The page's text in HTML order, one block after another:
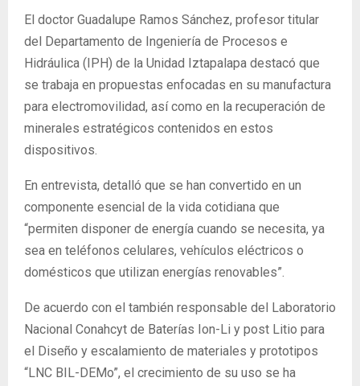
El doctor Guadalupe Ramos Sánchez, profesor titular
del Departamento de Ingeniería de Procesos e
Hidráulica (IPH) de la Unidad Iztapalapa destacó que
se trabaja en propuestas enfocadas en su manufactura
para electromovilidad, así como en la recuperación de
minerales estratégicos contenidos en estos
dispositivos.
En entrevista, detalló que se han convertido en un
componente esencial de la vida cotidiana que
“permiten disponer de energía cuando se necesita, ya
sea en teléfonos celulares, vehículos eléctricos o
domésticos que utilizan energías renovables”.
De acuerdo con el también responsable del Laboratorio
Nacional Conahcyt de Baterías Ion-Li y post Litio para
el Diseño y escalamiento de materiales y prototipos
“LNC BIL-DEMo”, el crecimiento de su uso se ha